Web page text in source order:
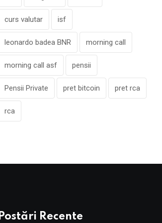
curs valutar isf
leonardo badea BNR morning call
morning call asf pensii
Pensii Private pret bitcoin pret rca
rca
Postări Recente